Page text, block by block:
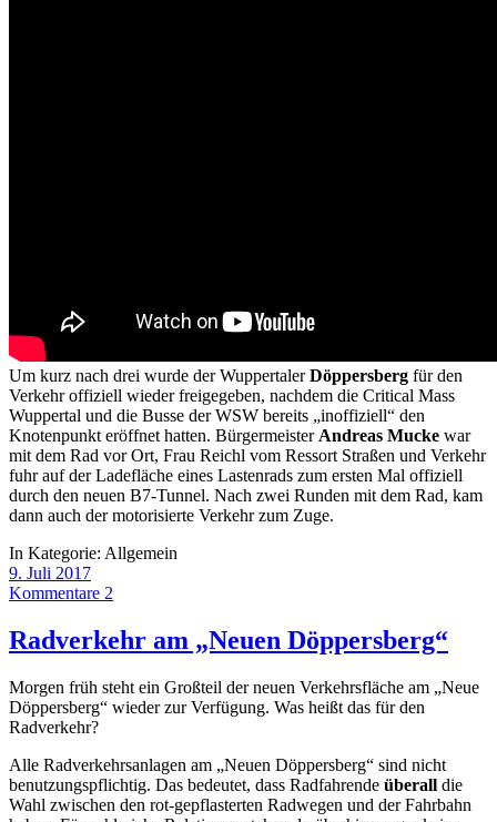
Um kurz nach drei wurde der WuppertalerDöppersberg für den
Verkehr offiziell wieder freigegeben, nachdem die Critical Mass
Wuppertal und die Busse der WSW bereits „inoffiziell“ den
Knotenpunkt eröffnet hatten. Bürgermeister Andreas Mucke war
mit dem Rad vor Ort, Frau Reichl vom Ressort Straßen und Verkehr
fuhr auf der Ladefläche eines Lastenrads zum ersten Mal offiziell
durch den neuen B7-Tunnel. Nach zwei Runden mit dem Rad, kam
dann auch der motorisierte Verkehr zum Zuge.
In Kategorie: Allgemein
9. Juli 2017
Kommentare 2
Radverkehr am „Neuen Döppersberg“
Morgen früh steht ein Großteil der neuen Verkehrsfläche am „Neue
Döppersberg“ wieder zur Verfügung. Was heißt das für den
Radverkehr?
Alle Radverkehrsanlagen am „Neuen Döppersberg“ sind nicht
benutzungspflichtig. Das bedeutet, dass Radfahrende überall die
Wahl zwischen den rot-gepflasterten Radwegen und der Fahrbahn